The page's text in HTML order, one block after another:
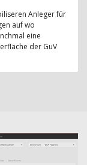
Anleger für
auf wo
eine
der GuV